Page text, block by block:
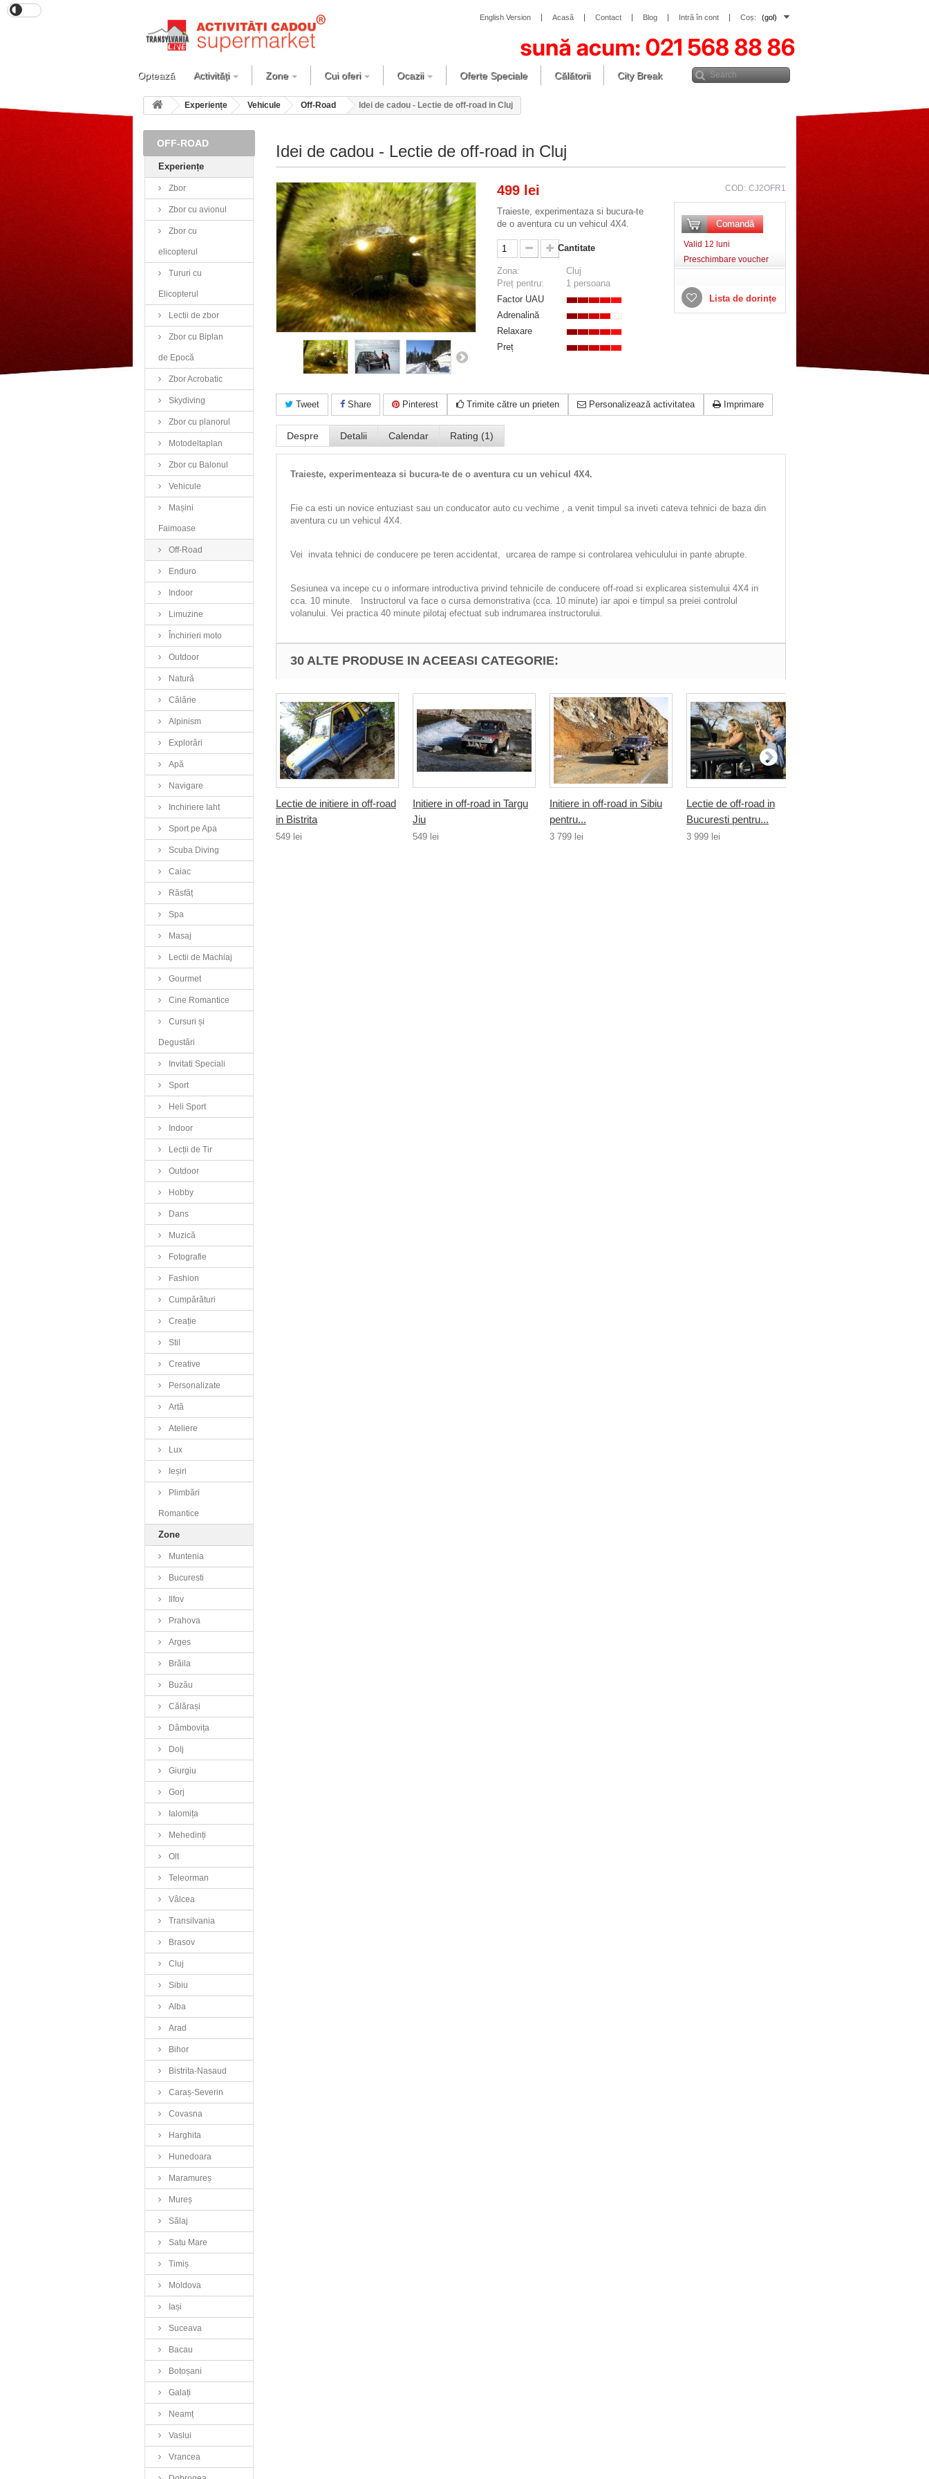
Coș: (gol)
Intră în cont
Blog
Contact
Acasă
English Version
Optează Activități Zone Cui oferi Ocazii Oferte Speciale Călătorii City Break
Experiențe Vehicule Off-Road Idei de cadou - Lectie de off-road in Cluj
OFF-ROAD
Experiențe
Zbor
Zbor cu avionul
Zbor cu
elicopterul
Tururi cu
Elicopterul
Lectii de zbor
Zbor cu Biplan
de Epocă
Zbor Acrobatic
Skydiving
Zbor cu planorul
Motodeltaplan
Zbor cu Balonul
Vehicule
Mașini
Faimoase
Off-Road
Enduro
Indoor
Limuzine
Închirieri moto
Outdoor
Natură
Călărie
Alpinism
Explorări
Apă
Navigare
Inchiriere Iaht
Sport pe Apa
Scuba Diving
Caiac
Răsfăț
Spa
Masaj
Lectii de Machiaj
Gourmet
Cine Romantice
Cursuri și
Degustări
Invitati Speciali
Sport
Heli Sport
Indoor
Lecții de Tir
Outdoor
Hobby
Dans
Muzică
Fotografie
Fashion
Cumpărături
Creație
Stil
Creative
Personalizate
Artă
Ateliere
Lux
Ieșiri
Plimbări
Romantice
Zone
Muntenia
Bucuresti
Ilfov
Prahova
Arges
Brăila
Buzău
Călărași
Dâmbovița
Dolj
Giurgiu
Gorj
Ialomița
Mehedinți
Olt
Teleorman
Vâlcea
Transilvania
Brasov
Cluj
Sibiu
Alba
Arad
Bihor
Bistrita-Nasaud
Caraș-Severin
Covasna
Harghita
Hunedoara
Maramureș
Mureș
Sălaj
Satu Mare
Timiș
Moldova
Iași
Suceava
Bacau
Botoșani
Galați
Neamț
Vaslui
Vrancea
Idei de cadou - Lectie de off-road in Cluj
499 lei
Traieste, experimentaza si bucura-te
de o aventura cu un vehicul 4X4.
Cantitate
Zona:
Cluj
Preț pentru:
1 persoana
Factor UAU
Adrenalină
Relaxare
Preț
COD: CJ2OFR1
Comandă
Valid 12 luni
Preschimbare voucher
Lista de dorințe
Tweet Share Pinterest Trimite către un prieten Personalizează activitatea Imprimare
Despre Detalii Calendar Rating (1)
Traieste, experimenteaza si bucura-te de o aventura cu un vehicul 4X4.
Fie ca esti un novice entuziast sau un conducator auto cu vechime , a venit timpul sa inveti cateva tehnici de baza din
aventura cu un vehicul 4X4.
Vei invata tehnici de conducere pe teren accidentat, urcarea de rampe si controlarea vehiculului in pante abrupte.
Sesiunea va incepe cu o informare introductiva privind tehnicile de conducere off-road si explicarea sistemului 4X4 in
cca. 10 minute. Instructorul va face o cursa demonstrativa (cca. 10 minute) iar apoi e timpul sa preiei controlul
volanului. Vei practica 40 minute pilotaj efectuat sub indrumarea instructorului.
30 ALTE PRODUSE IN ACEEASI CATEGORIE:
Lectie de initiere in off-road
in Bistrita
549 lei
Initiere in off-road in Targu
Jiu
549 lei
Initiere in off-road in Sibiu
pentru...
3 799 lei
Lectie de off-road in
Bucuresti pentru...
3 999 lei